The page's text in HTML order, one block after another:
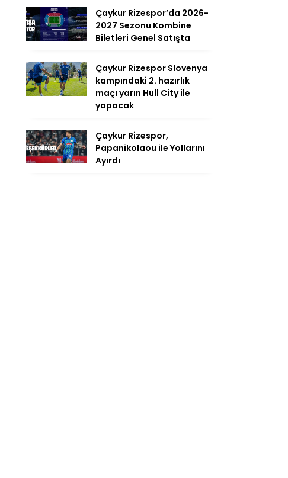
Çaykur Rizespor’da 2026-
2027 Sezonu Kombine
Biletleri Genel Satışta
Çaykur Rizespor Slovenya
kampındaki 2. hazırlık
maçı yarın Hull City ile
yapacak
Çaykur Rizespor,
Papanikolaou ile Yollarını
Ayırdı